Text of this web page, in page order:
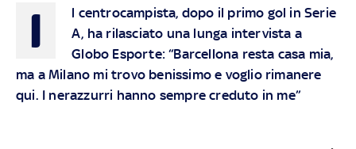
I
l centrocampista, dopo il primo gol in Serie
A, ha rilasciato una lunga intervista a
Globo Esporte: “Barcellona resta casa mia,
ma a Milano mi trovo benissimo e voglio rimanere
qui. I nerazzurri hanno sempre creduto in me”